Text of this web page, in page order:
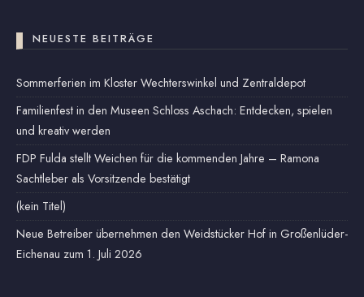
NEUESTE BEITRÄGE
Sommerferien im Kloster Wechterswinkel und Zentraldepot
Familienfest in den Museen Schloss Aschach: Entdecken, spielen
und kreativ werden
FDP Fulda stellt Weichen für die kommenden Jahre – Ramona
Sachtleber als Vorsitzende bestätigt
(kein Titel)
Neue Betreiber übernehmen den Weidstücker Hof in Großenlüder-
Eichenau zum 1. Juli 2026